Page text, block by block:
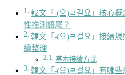
韓文「-(으)ㄹ걸요」核心
性推測語尾？
韓文「-(으)ㄹ걸요」接續
續整理
基本接續方式
韓文「-(으)ㄹ걸요」有哪